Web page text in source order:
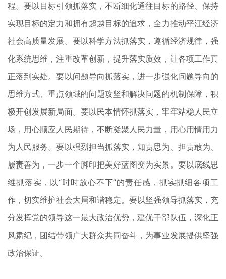
程。要以目标引领抓落实，不断细化通往目标的路径、保持
实现目标的定力和拥有超越目标的追求，全力推动平江经济
社会高质量发展。要以科学方法抓落实，遵循经济规律，强
化系统思维，注重改革创新，提升落实质效，让各项工作真
正落到实处。要以问题导向抓落实，进一步强化问题导向的
思维方式、重点领域的问题攻坚和解决问题的机制保障，积
极开创发展新局面。要以民本情怀抓落实，牢牢站稳人民立
场，用心顺应人民期待，不断凝聚人民力量，用心用情用力
为人民服务。要以强烈担当抓落实，知责思为、担责敢为、
履责善为，一步一个脚印把美好蓝图变为实景。要以底线思
维抓落实，以“时时放心不下”的责任感，抓实抓细各项工
作，切实维护社会大局和谐稳定。要以坚强领导抓落实，充
分发挥党的领导这一最大政治优势，建优干部队伍，深化正
风肃纪，团结带领广大群众共同奋斗，为事业发展提供坚强
政治保证。